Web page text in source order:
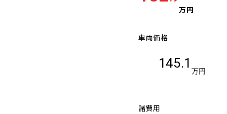
万円
車両価格
145.1
万円
諸費用